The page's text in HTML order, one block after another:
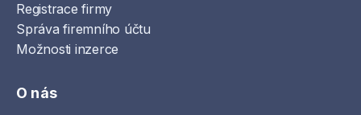
Registrace firmy
Správa firemního účtu
Možnosti inzerce
O nás